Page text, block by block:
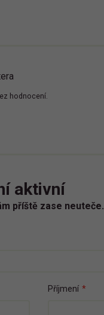
hodnocení.
aktivní
příště zase neuteče.
Příjmení *